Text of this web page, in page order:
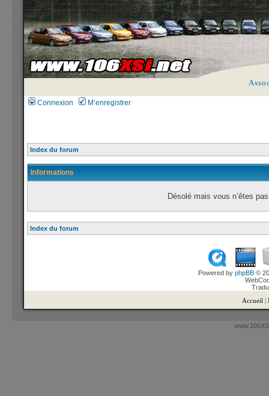
Connexion M’enregistrer
Index du forum
Informations
Désolé mais vous n’êtes
Index du forum
Powered by phpBB ©
Accueil |